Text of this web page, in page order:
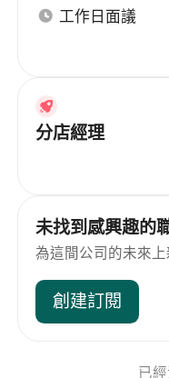
工作日面議
分店經理
未找到感興趣的
為這間公司的未來
創建訂閱
已